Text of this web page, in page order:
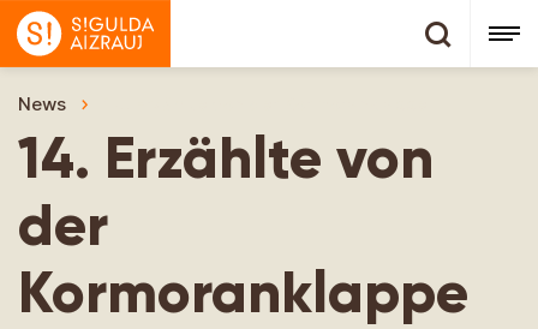
News
14. Erzählte von
der
Kormoranklappe